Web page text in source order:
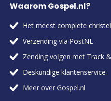
Waarom Gospel.nl?
Het meest complete
Verzending via PostNL
Zending volgen met Track
Deskundige klantenservice
Meer over Gospel.nl